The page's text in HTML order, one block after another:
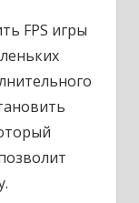
FPS игры